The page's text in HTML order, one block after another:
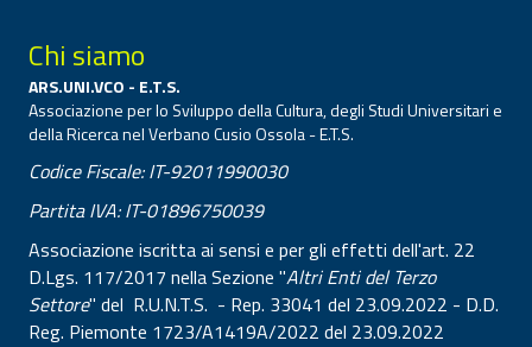
Chi siamo
ARS.UNI.VCO - E.T.S.
Associazione per lo Sviluppo della Cultura, degli Studi Universitari e
della Ricerca nel Verbano Cusio Ossola - E.T.S.
Codice Fiscale: IT-92011990030
Partita IVA: IT-01896750039
Associazione iscritta ai sensi e per gli effetti dell'art. 22
D.Lgs. 117/2017 nella Sezione "Altri Enti del Terzo
Settore" del R.U.N.T.S. - Rep. 33041 del 23.09.2022 - D.D.
Reg. Piemonte 1723/A1419A/2022 del 23.09.2022